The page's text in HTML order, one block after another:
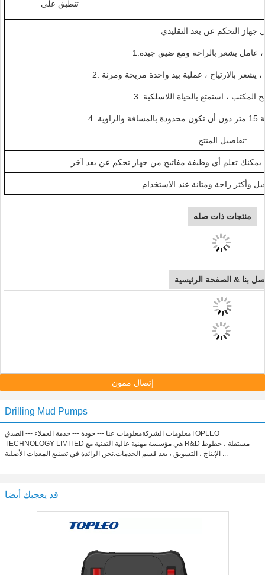
تنطبق على
جهاز التحكم عن بعد التقليدي
تفاصيل المنتج:
منتجات ذات صله
بنا & الصفحة الرئيسية
إتصال ممون
Drilling Mud Pumps
معلومات الشركةمعلومات عنا --- جودة --- خدمة العملاء --- الصدقTOPLEO
TECHNOLOGY LIMITED هي مؤسسة مهنية عالية التقنية مع R&D مستقلة ، خطوط
الإنتاج ، التسويق ، بعد قسم الخدمات.نحن الرائدة في تصنيع المعدات الأصلية ...
قد يعجبك أيضا